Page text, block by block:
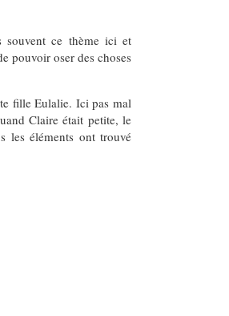
souvent ce thème ici et
pouvoir oser des choses
fille Eulalie. Ici pas mal
Claire était petite, le
les éléments ont trouvé